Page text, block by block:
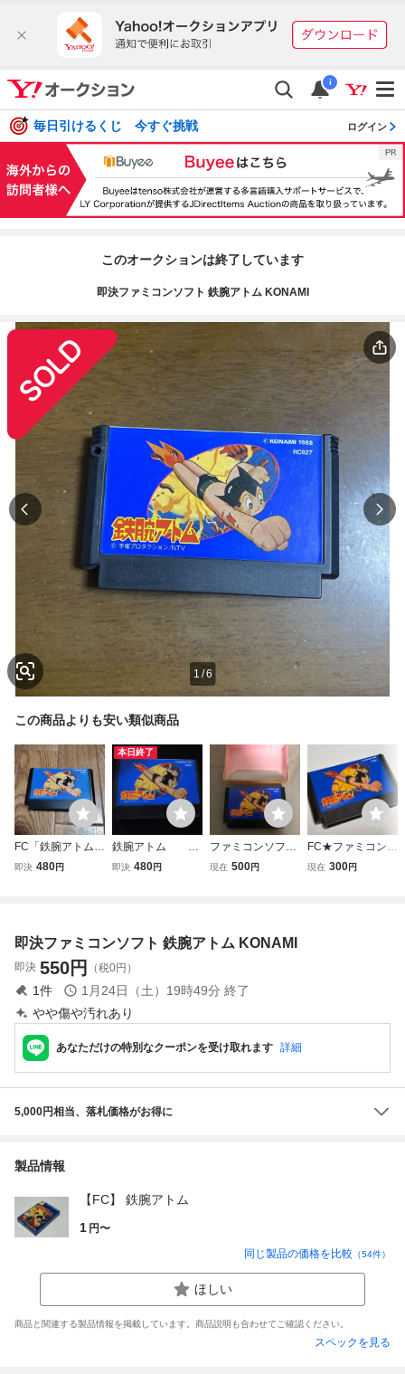
i
毎日引けるくじ 今すぐ挑戦 ログイン
このオークションは終了しています
即決ファミコンソフト 鉄腕アトム KONAMI
1 /6
この商品よりも安い類似商品
FC「鉄腕アトム」
ソフトのみ
即決 480円
本日終了
鉄腕アトム a-
3
即決 480円
ファミコンソフト
FC ファミコン 鉄
現在 500円
FC★ファミコン★
鉄腕アトム★コナ
現在 300円
即決ファミコンソフト 鉄腕アトム KONAMI
即決 550円 （税0円）
1件 1月24日（土）19時49分 終了
やや傷や汚れあり
あなただけの特別なクーポンを受け取れます 詳細
5,000円相当、落札価格がお得に
製品情報
【FC】 鉄腕アトム
1 円〜
同じ製品の価格を比較 （54件）
ほしい
商品と関連する製品情報を掲載しています。商品説明も合わせてご確認ください。
スペックを見る